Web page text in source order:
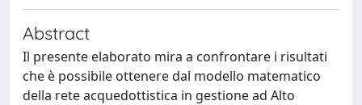
Abstract
Il presente elaborato mira a confrontare i risultati
che è possibile ottenere dal modello matematico
della rete acquedottistica in gestione ad Alto